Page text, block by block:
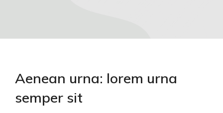
Aenean urna: lorem urna
semper sit